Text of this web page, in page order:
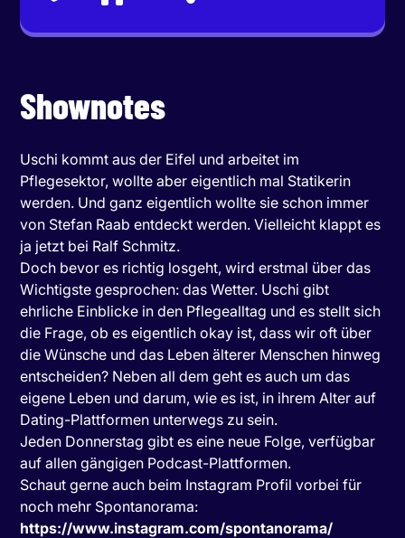
Shownotes
Uschi kommt aus der Eifel und arbeitet im
Pflegesektor, wollte aber eigentlich mal Statikerin
werden. Und ganz eigentlich wollte sie schon immer
von Stefan Raab entdeckt werden. Vielleicht klappt es
ja jetzt bei Ralf Schmitz.
Doch bevor es richtig losgeht, wird erstmal über das
Wichtigste gesprochen: das Wetter. Uschi gibt
ehrliche Einblicke in den Pflegealltag und es stellt sich
die Frage, ob es eigentlich okay ist, dass wir oft über
die Wünsche und das Leben älterer Menschen hinweg
entscheiden? Neben all dem geht es auch um das
eigene Leben und darum, wie es ist, in ihrem Alter auf
Dating-Plattformen unterwegs zu sein.
Jeden Donnerstag gibt es eine neue Folge, verfügbar
auf allen gängigen Podcast-Plattformen.
Schaut gerne auch beim Instagram Profil vorbei für
noch mehr Spontanorama:
https://www.instagram.com/spontanorama/